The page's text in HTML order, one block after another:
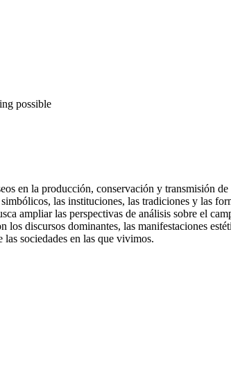
possible
en la producción, conservación y transmisión
las instituciones, las tradiciones y las
ampliar las perspectivas de análisis sobre el
los discursos dominantes, las manifestaciones
sociedades en las que vivimos.